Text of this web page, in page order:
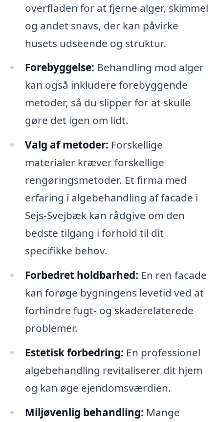
overfladen for at fjerne alger, skimmel
og andet snavs, der kan påvirke
husets udseende og struktur.
Forebyggelse: Behandling mod alger
kan også inkludere forebyggende
metoder, så du slipper for at skulle
gøre det igen om lidt.
Valg af metoder: Forskellige
materialer kræver forskellige
rengøringsmetoder. Et firma med
erfaring i algebehandling af facade i
Sejs-Svejbæk kan rådgive om den
bedste tilgang i forhold til dit
specifikke behov.
Forbedret holdbarhed: En ren facade
kan forøge bygningens levetid ved at
forhindre fugt- og skaderelaterede
problemer.
Estetisk forbedring: En professionel
algebehandling revitaliserer dit hjem
og kan øge ejendomsværdien.
Miljøvenlig behandling: Mange